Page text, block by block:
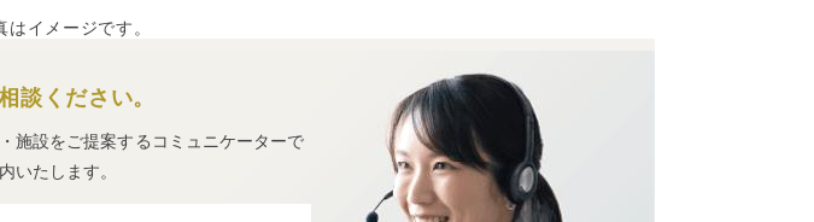
イメージです。
談ください。
施設をご提案するコミュニケーターで
いたします。